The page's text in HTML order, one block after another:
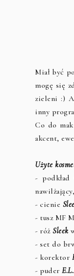
Miał być
mogę się
zieleni :)
inny
Co do
akcent,
Użyte
- podkład
- cienie
- tusz MF
- róż Sleek
- set do
- korektor
- puder